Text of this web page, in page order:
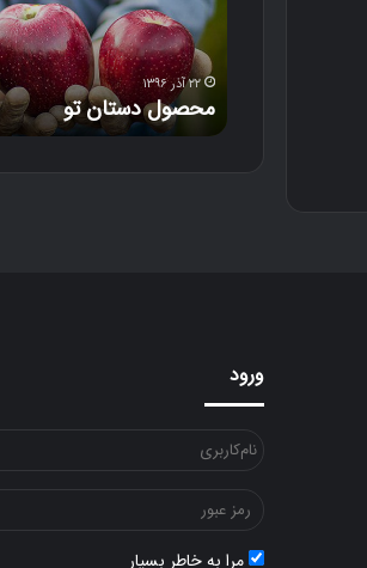
ن
ت
۲۲ آذر ۱۳۹۶
محصول دستان تو
ورود
مرا به خاطر بسپار